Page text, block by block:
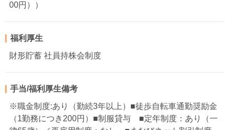
00円））
福利厚生
財形貯蓄 社員持株会制度
手当/福利厚生備考
※職金制度:あり（勤続3年以上）■徒歩自転車通勤奨励金
（1勤務につき200円）■制服貸与 ■定年制度：あり（一